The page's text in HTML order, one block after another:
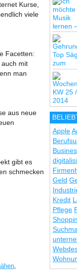
Kurse,
viele
Facetten:
mit
man
aus neue
gibt es
schmecken
,
Apple
Geld
Kredit
Pflege